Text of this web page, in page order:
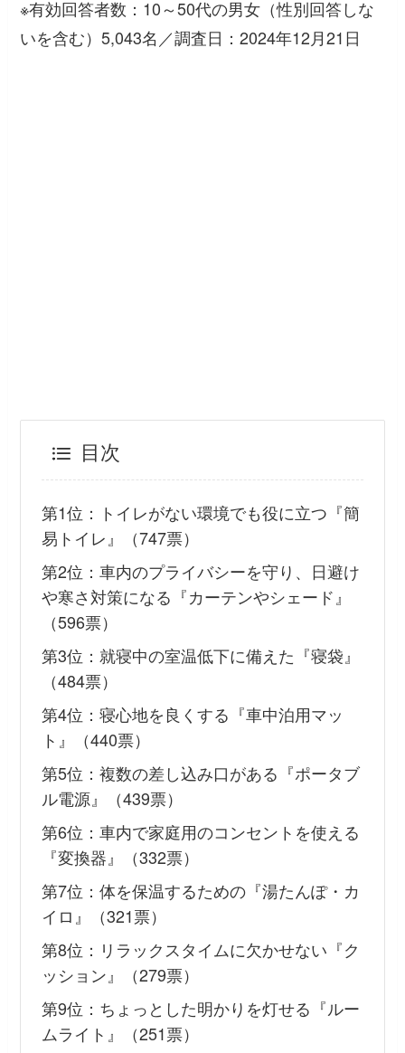
※有効回答者数：10～50代の男女（性別回答しな
いを含む）5,043名／調査日：2024年12月21日
目次
第1位：トイレがない環境でも役に立つ『簡
易トイレ』（747票）
第2位：車内のプライバシーを守り、日避け
や寒さ対策になる『カーテンやシェード』
（596票）
第3位：就寝中の室温低下に備えた『寝袋』
（484票）
第4位：寝心地を良くする『車中泊用マッ
ト』（440票）
第5位：複数の差し込み口がある『ポータブ
ル電源』（439票）
第6位：車内で家庭用のコンセントを使える
『変換器』（332票）
第7位：体を保温するための『湯たんぽ・カ
イロ』（321票）
第8位：リラックスタイムに欠かせない『ク
ッション』（279票）
第9位：ちょっとした明かりを灯せる『ルー
ムライト』（251票）